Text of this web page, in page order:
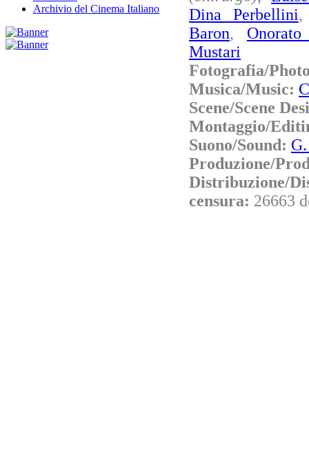
Archivio del Cinema Italiano
Dina Perbellini
Baron,
Mustari
Fotografia/
Musica/Music:
Scene/Scene
Montaggio/
Suono/Sound:
Produzione/
Distribuzione/
censura: 26663